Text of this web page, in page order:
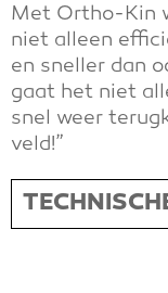
Met Ortho-Kin
niet alleen
en sneller dan
gaat het niet
snel weer
veld!”